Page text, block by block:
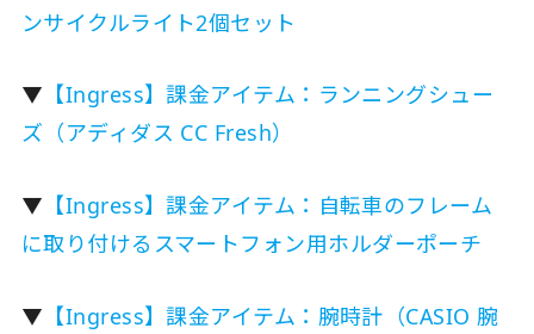
ンサイクルライト2個セット
▼ 【Ingress】課金アイテム：ランニングシュー
ズ（アディダス CC Fresh）
▼ 【Ingress】課金アイテム：自転車のフレーム
に取り付けるスマートフォン用ホルダーポーチ
▼ 【Ingress】課金アイテム：腕時計（CASIO 腕